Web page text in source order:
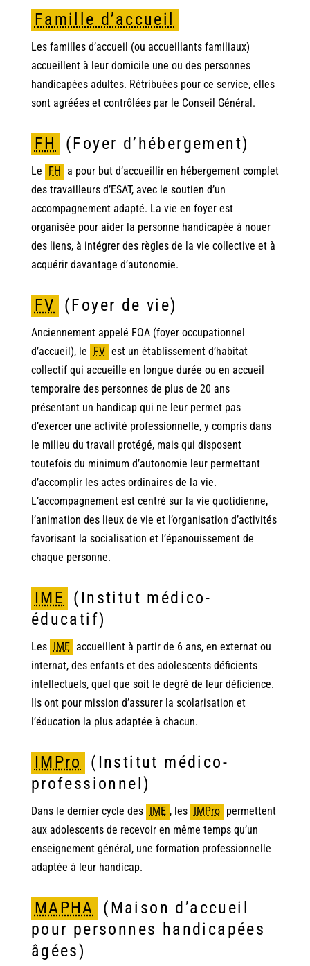
Famille d’accueil
Les familles d’accueil (ou accueillants familiaux)
accueillent à leur domicile une ou des personnes
handicapées adultes. Rétribuées pour ce service, elles
sont agréées et contrôlées par le Conseil Général.
FH (Foyer d’hébergement)
Le FH a pour but d’accueillir en hébergement complet
des travailleurs d’ESAT, avec le soutien d’un
accompagnement adapté. La vie en foyer est
organisée pour aider la personne handicapée à nouer
des liens, à intégrer des règles de la vie collective et à
acquérir davantage d’autonomie.
FV (Foyer de vie)
Anciennement appelé FOA (foyer occupationnel
d’accueil), le FV est un établissement d’habitat
collectif qui accueille en longue durée ou en accueil
temporaire des personnes de plus de 20 ans
présentant un handicap qui ne leur permet pas
d’exercer une activité professionnelle, y compris dans
le milieu du travail protégé, mais qui disposent
toutefois du minimum d’autonomie leur permettant
d’accomplir les actes ordinaires de la vie.
L’accompagnement est centré sur la vie quotidienne,
l’animation des lieux de vie et l’organisation d’activités
favorisant la socialisation et l’épanouissement de
chaque personne.
IME
(Institut médico-
éducatif)
Les IME accueillent à partir de 6 ans, en externat ou
internat, des enfants et des adolescents déficients
intellectuels, quel que soit le degré de leur déficience.
Ils ont pour mission d’assurer la scolarisation et
l’éducation la plus adaptée à chacun.
IMPro
(Institut médico-
professionnel)
Dans le dernier cycle des IME ,les IMPro permettent
aux adolescents de recevoir en même temps qu’un
enseignement général, une formation professionnelle
adaptée à leur handicap.
MAPHA
(Maison d’accueil
pour personnes handicapées
âgées)